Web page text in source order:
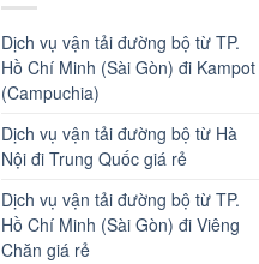
Dịch vụ vận tải đường bộ từ TP.
Hồ Chí Minh (Sài Gòn) đi Kampot
(Campuchia)
Dịch vụ vận tải đường bộ từ Hà
Nội đi Trung Quốc giá rẻ
Dịch vụ vận tải đường bộ từ TP.
Hồ Chí Minh (Sài Gòn) đi Viêng
Chăn giá rẻ